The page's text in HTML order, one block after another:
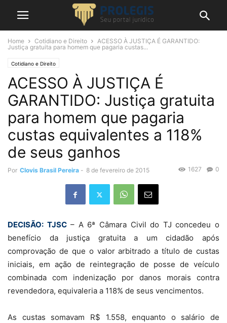
Home Cotidiano e Direito
ACESSO À JUSTIÇA É GARANTIDO:
Justiça gratuita para homem que pagaria custas...
Cotidiano e Direito
ACESSO À JUSTIÇA É
GARANTIDO: Justiça gratuita
para homem que pagaria
custas equivalentes a 118%
de seus ganhos
Por Clovis Brasil Pereira - 8 de fevereiro de 2015 0
1627
DECISÃO: TJSC – A 6ª Câmara Civil do TJ concedeu o
benefício da justiça gratuita a um cidadão após
comprovação de que o valor arbitrado a título de custas
iniciais, em ação de reintegração de posse de veículo
combinada com indenização por danos morais contra
revendedora, equivaleria a 118% de seus vencimentos.
As custas somavam R$ 1.558, enquanto o salário de